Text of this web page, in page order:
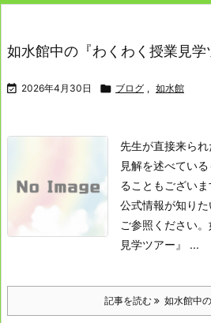
如水館中の『わくわく授業見学
 2026年4月30日  ブログ , 如水館
先生が直接来られ
見解を述べてい
ることもございま
公式情報が知り
ご参照ください。
見学ツアー』 ...
記事を読む 如水館中